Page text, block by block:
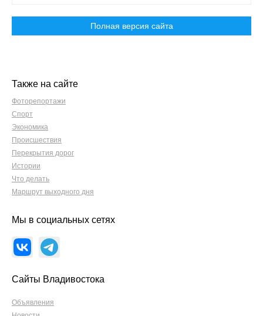
Полная версия сайта
Также на сайте
Фоторепортажи
Спорт
Экономика
Происшествия
Перекрытия дорог
Истории
Что делать
Маршрут выходного дня
Мы в социальных сетях
Сайты Владивостока
Объявления